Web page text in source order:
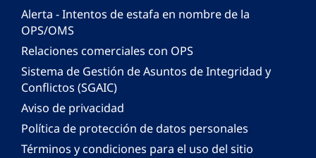
Alerta - Intentos de estafa en nombre de la
OPS/OMS
Relaciones comerciales con OPS
Sistema de Gestión de Asuntos de Integridad y
Conflictos (SGAIC)
Aviso de privacidad
Política de protección de datos personales
Términos y condiciones para el uso del sitio